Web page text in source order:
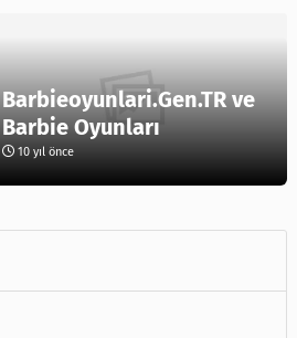
Barbieoyunlari.Gen.TR ve
Barbie Oyunları
10 yıl önce